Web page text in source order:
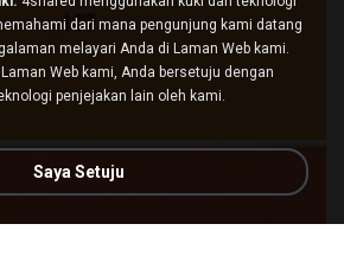
dari mana pengunjung kami datang
melayari Anda di Laman Web kami.
Web kami, Anda bersetuju dengan
penjejakan lain oleh kami.
Saya Setuju